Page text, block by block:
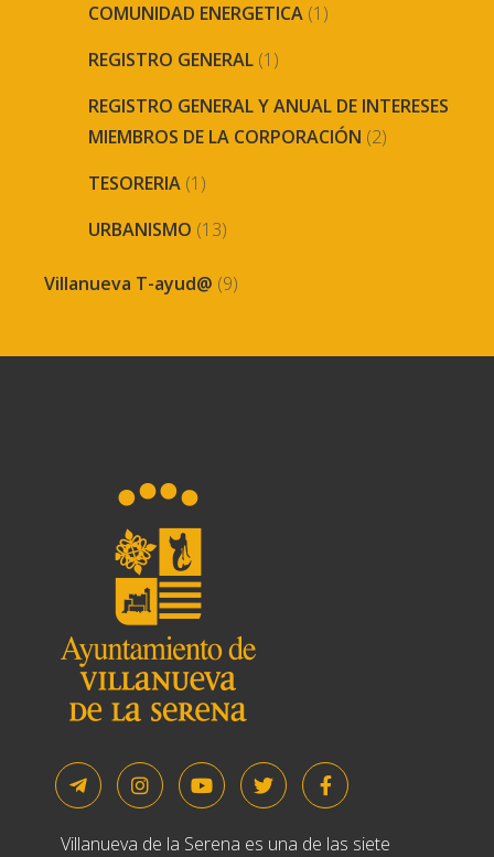
COMUNIDAD ENERGETICA (1)
REGISTRO GENERAL (1)
REGISTRO GENERAL Y ANUAL DE INTERESES
MIEMBROS DE LA CORPORACIÓN (2)
TESORERIA (1)
URBANISMO (13)
Villanueva T-ayud@ (9)
Villanueva de la Serena es una de las siete